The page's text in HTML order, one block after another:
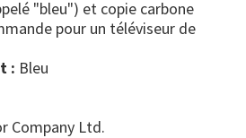
"bleu") et copie carbone
pour un téléviseur de
:
bleu
Company Ltd.